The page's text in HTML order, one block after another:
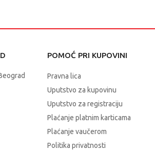
POMOĆ PRI KUPOVINI
Pravna lica
Uputstvo za kupovinu
Uputstvo za registraciju
Plaćanje platnim karticama
Plaćanje vaučerom
Politika privatnosti